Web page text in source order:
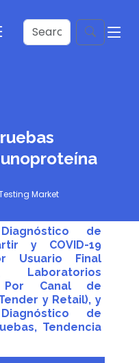
Market
de
y COVID-19
Usuario Final
Por Canal de
y Retail), y
de
Tendencia